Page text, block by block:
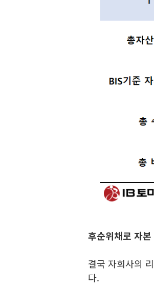
후순위채로 자
결국 자회사의
다.